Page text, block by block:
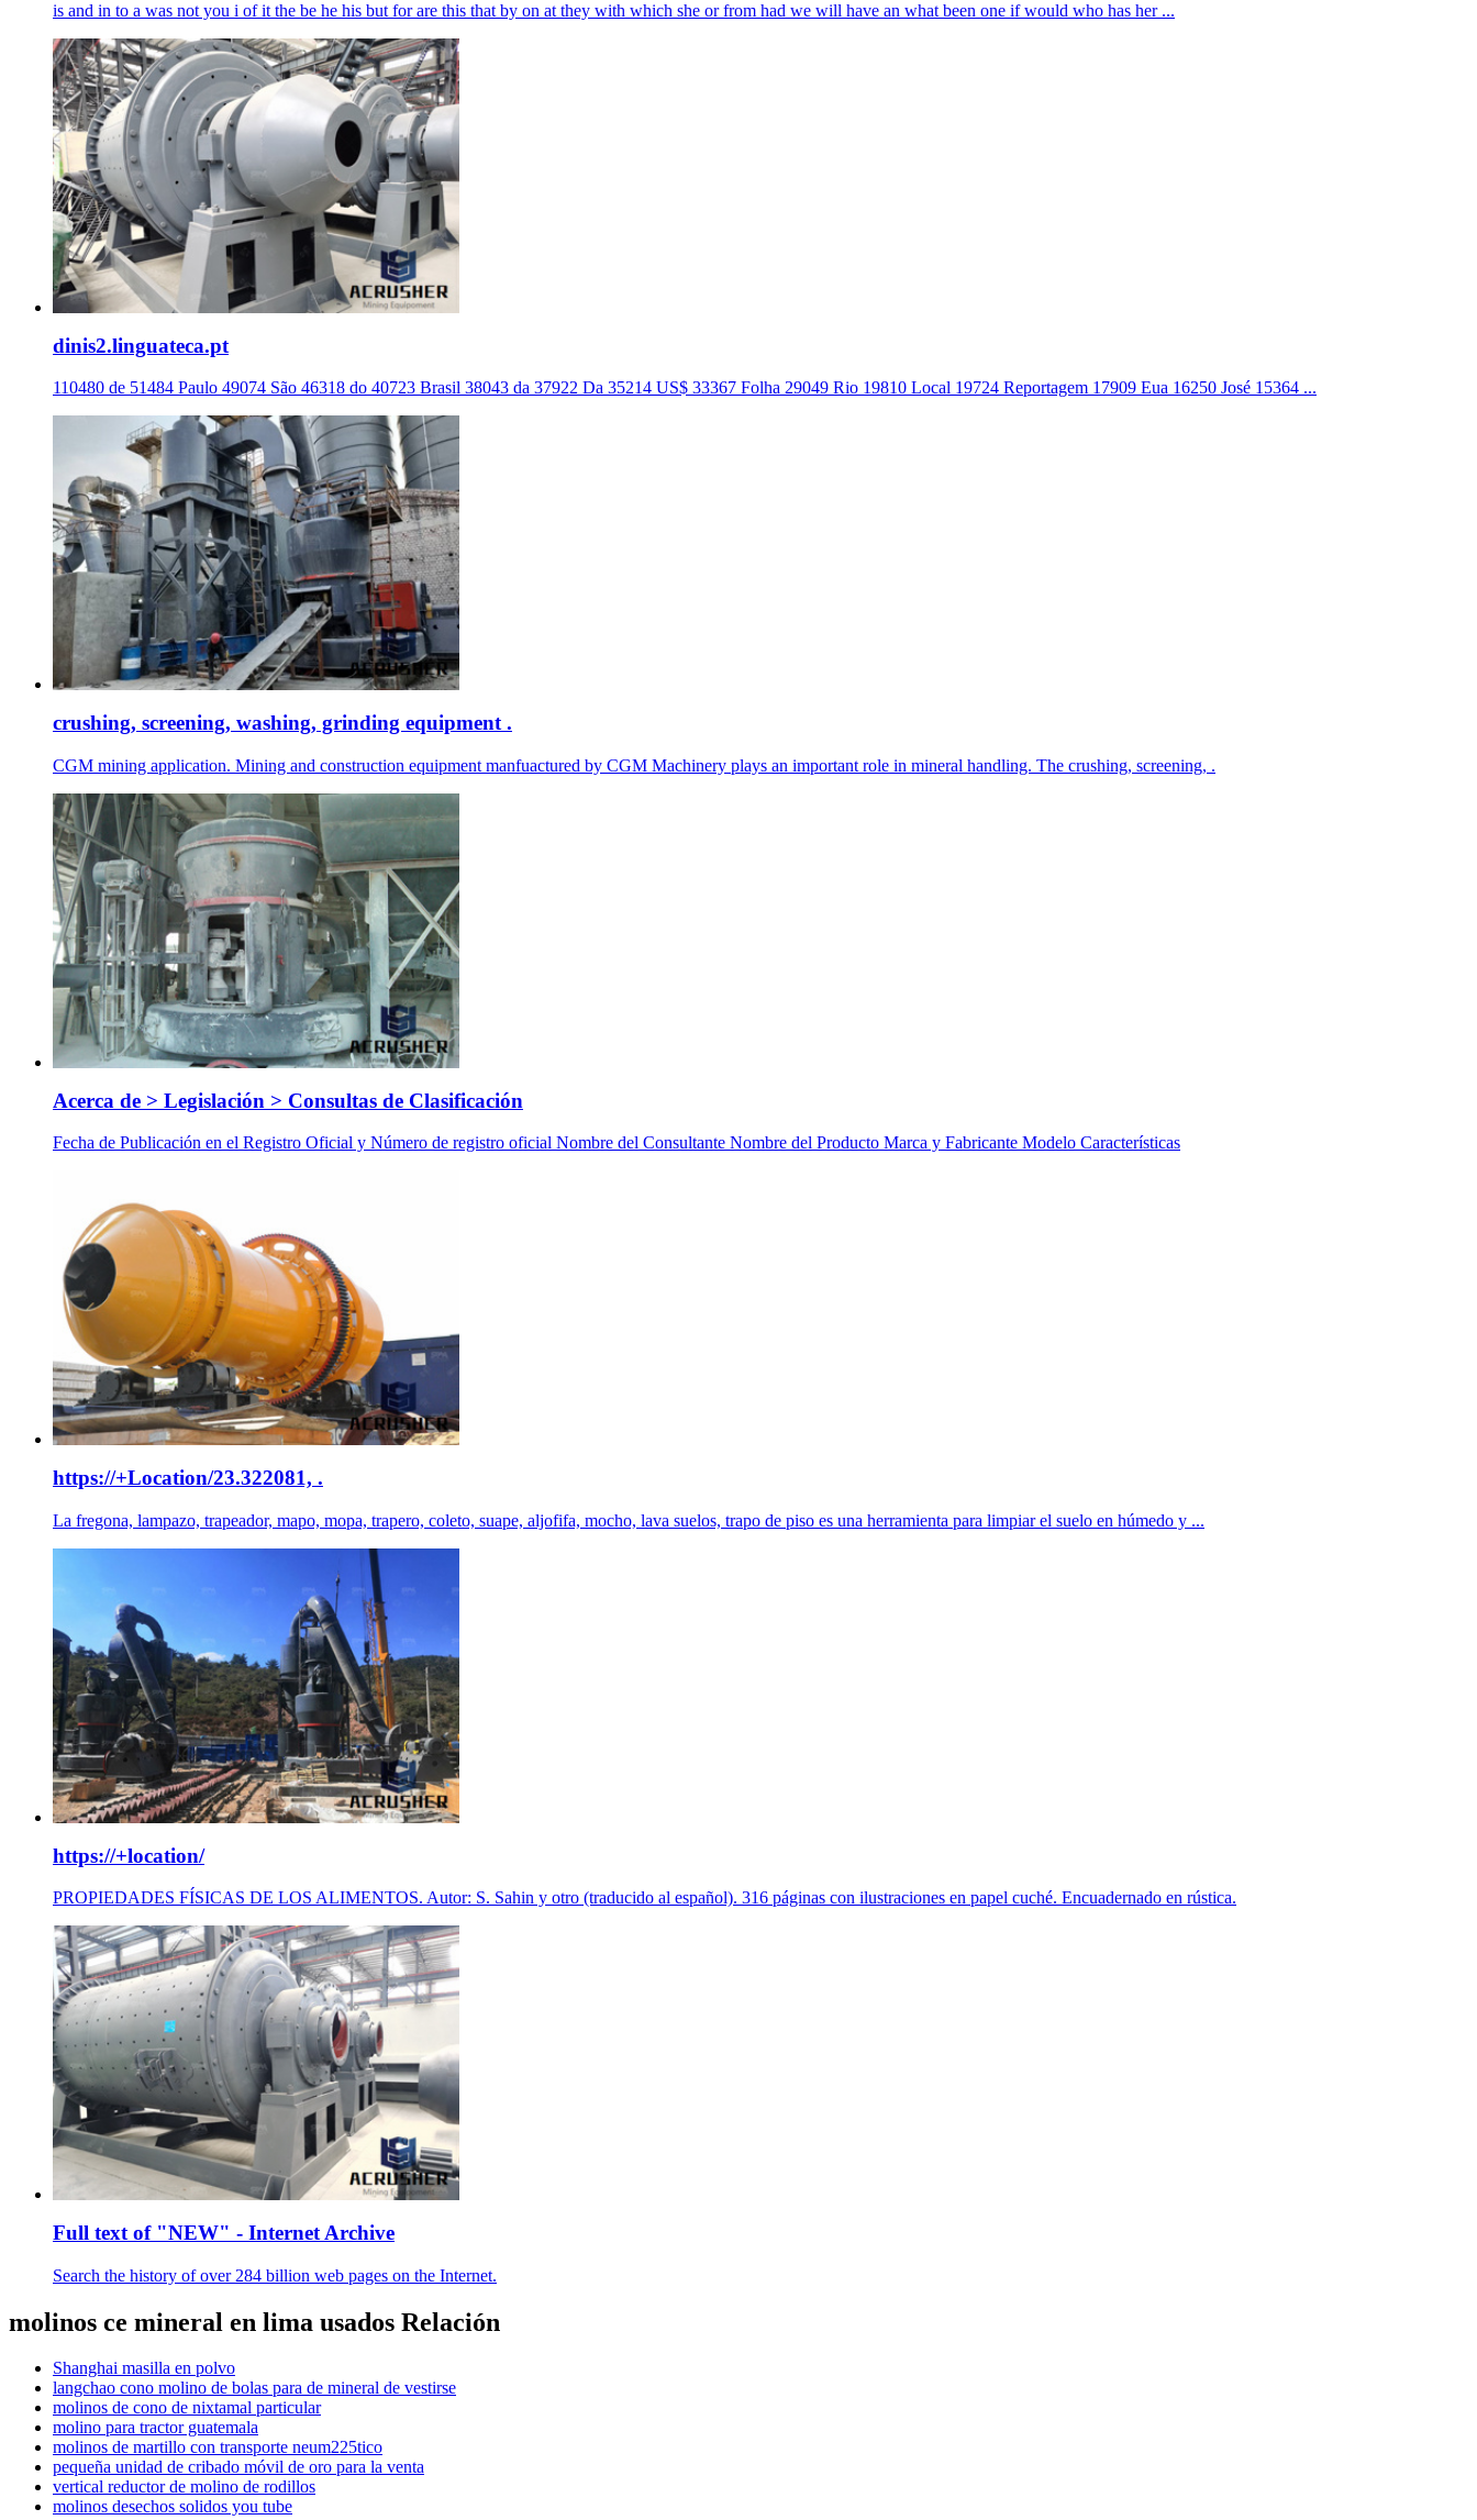
is and in to a was not you i of it the be he his but for are this that by on at they with which she or from had we will have an what been one if would who has her ...
dinis2.linguateca.pt
110480 de 51484 Paulo 49074 São 46318 do 40723 Brasil 38043 da 37922 Da 35214 US$ 33367 Folha 29049 Rio 19810 Local 19724 Reportagem 17909 Eua 16250 José 15364 ...
crushing, screening, washing, grinding equipment .
CGM mining application. Mining and construction equipment manfuactured by CGM Machinery plays an important role in mineral handling. The crushing, screening, .
Acerca de > Legislación > Consultas de Clasificación
Fecha de Publicación en el Registro Oficial y Número de registro oficial Nombre del Consultante Nombre del Producto Marca y Fabricante Modelo Características
https://+Location/23.322081, .
La fregona, lampazo, trapeador, mapo, mopa, trapero, coleto, suape, aljofifa, mocho, lava suelos, trapo de piso es una herramienta para limpiar el suelo en húmedo y ...
https://+location/
PROPIEDADES FÍSICAS DE LOS ALIMENTOS. Autor: S. Sahin y otro (traducido al español). 316 páginas con ilustraciones en papel cuché. Encuadernado en rústica.
Full text of "NEW" - Internet Archive
Search the history of over 284 billion web pages on the Internet.
molinos ce mineral en lima usados Relación
Shanghai masilla en polvo
langchao cono molino de bolas para de mineral de vestirse
molinos de cono de nixtamal particular
molino para tractor guatemala
molinos de martillo con transporte neum225tico
pequeña unidad de cribado móvil de oro para la venta
vertical reductor de molino de rodillos
molinos desechos solidos you tube